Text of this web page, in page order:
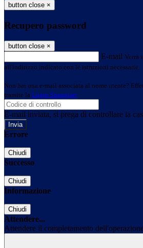
button close ×
Recupero password
button close ×
E-mail Verrà
all'indirizzo indicato con le istruzioni necessarie.
Non hai una e-mail associata al nome utente?
tramite la Login Spaggiari
E-mail inviata, si prega di controllare la
Errore
Chiudi
Successo
Chiudi
Informazione
Chiudi
Attendere...
Attendere il completamento